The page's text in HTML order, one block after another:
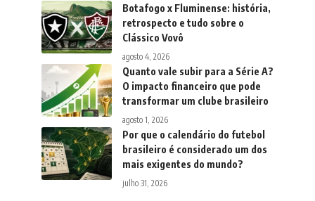
Botafogo x Fluminense: história,
retrospecto e tudo sobre o
Clássico Vovô
agosto 4, 2026
Quanto vale subir para a Série A?
O impacto financeiro que pode
transformar um clube brasileiro
agosto 1, 2026
Por que o calendário do futebol
brasileiro é considerado um dos
mais exigentes do mundo?
julho 31, 2026